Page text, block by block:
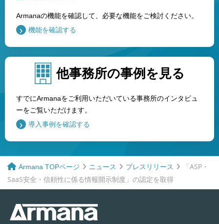
Armanaの機能を確認して、必要な機能をご検討ください。
機能を確認する
他事務所の事例を見る
すでにArmanaをご利用いただいている事務所のインタビュ
ーをご覧いただけます。
導入事例を確認する
Armana TOPページ ニュース プレスリリース
「ASP・
SaaS安全・信頼性に係る情報開示制度」の認定を取得